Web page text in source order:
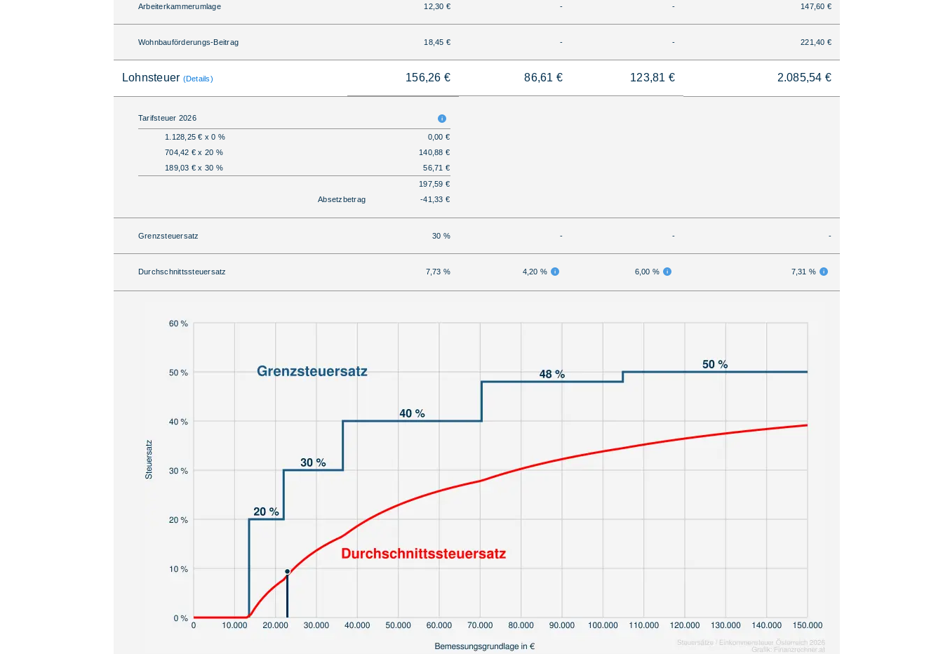
Arbeiterkammerumlage 12,30 € - - 147,60 €
Wohnbauförderungs-Beitrag 18,45 € - - 221,40 €
Lohnsteuer (Details) 156,26 € 86,61 € 123,81 € 2.085,54 €
Tarifsteuer 2026
1.128,25 € x 0 %
0,00 €
704,42 € x 20 %
140,88 €
189,03 € x 30 %
56,71 €
197,59 €
Absetzbetrag
-41,33 €
Grenzsteuersatz 30 % - - -
Durchschnittssteuersatz 7,73 % 4,20 % 6,00 % 7,31 %